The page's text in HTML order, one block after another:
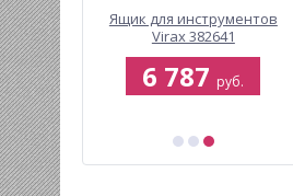
для
без
руб.
Ящик для инструментов
Virax 382641
6 787 руб.